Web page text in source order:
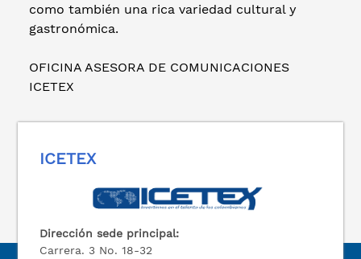
como también una rica variedad cultural y
gastronómica.
OFICINA ASESORA DE COMUNICACIONES
ICETEX
ICETEX
Dirección sede principal:
Carrera. 3 No. 18-32